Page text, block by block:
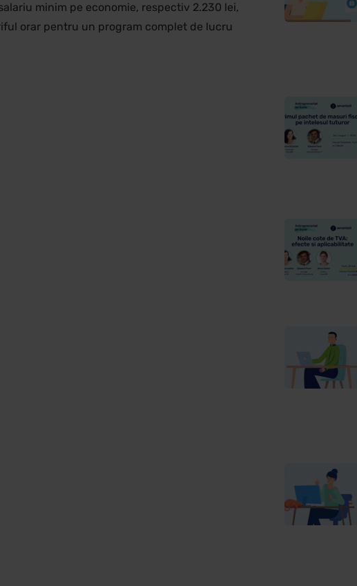
minim pe economie, respectiv 2.230 lei,
orar pentru un program complet de lucru